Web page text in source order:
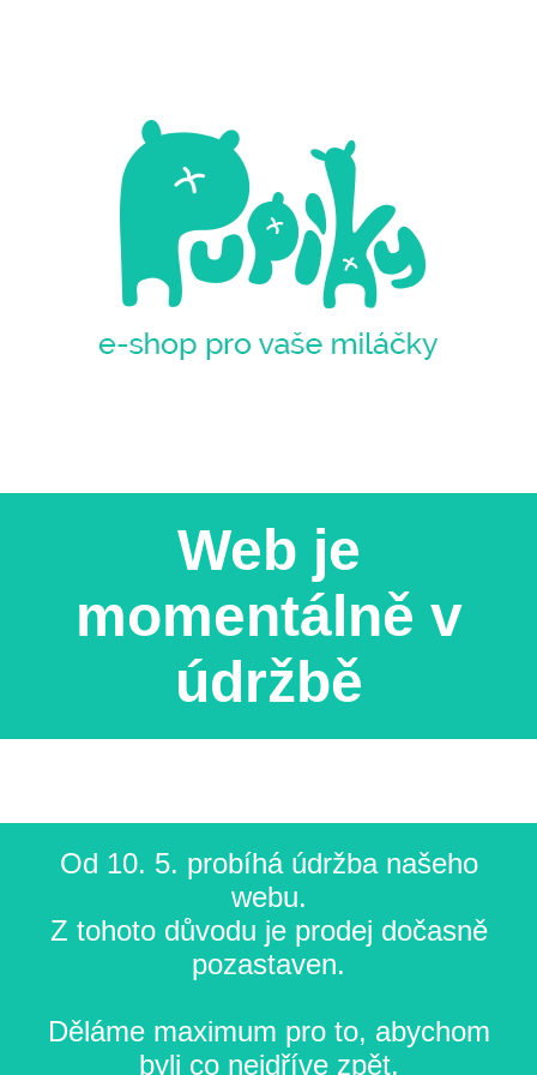
Web je
momentálně v
údržbě
Od 10. 5. probíhá údržba našeho
webu.
Z tohoto důvodu je prodej dočasně
pozastaven.
Děláme maximum pro to, abychom
byli co nejdříve zpět.